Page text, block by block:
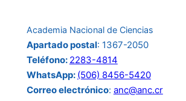
junio:
Academia Nacional de Ciencias
Apartado postal: 1367-2050
Teléfono: 2283-4814
WhatsApp: (506) 8456-5420
Correo electrónico: anc@anc.cr